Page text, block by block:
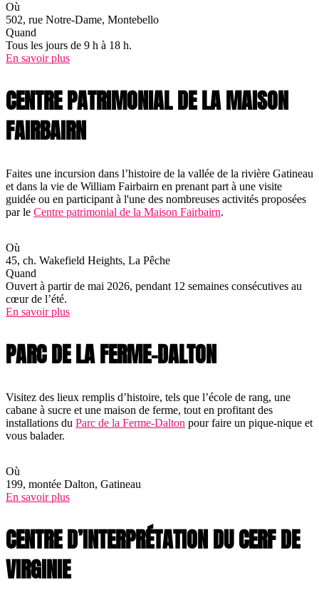
Où
502, rue Notre-Dame, Montebello
Quand
Tous les jours de 9 h à 18 h.
En savoir plus
CENTRE PATRIMONIAL DE LA MAISON
FAIRBAIRN
Faites une incursion dans l’histoire de la vallée de la rivière Gatineau
et dans la vie de William Fairbairn en prenant part à une visite
guidée ou en participant à l'une des nombreuses activités proposées
par le Centre patrimonial de la Maison Fairbairn.
Où
45, ch. Wakefield Heights, La Pêche
Quand
Ouvert à partir de mai 2026, pendant 12 semaines consécutives au
cœur de l’été.
En savoir plus
PARC DE LA FERME-DALTON
Visitez des lieux remplis d’histoire, tels que l’école de rang, une
cabane à sucre et une maison de ferme, tout en profitant des
installations du Parc de la Ferme-Dalton pour faire un pique-nique et
vous balader.
Où
199, montée Dalton, Gatineau
En savoir plus
CENTRE D’INTERPRÉTATION DU CERF DE
VIRGINIE